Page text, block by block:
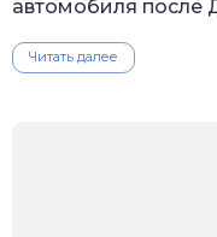
автомобиля после
Читать далее